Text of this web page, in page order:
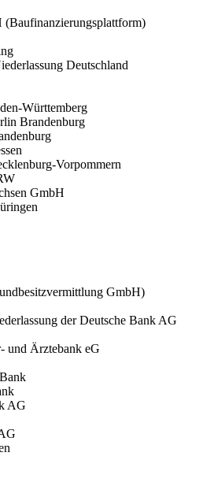
Deutschland
Württemberg
Brandenburg
Vorpommern
GmbH
GmbH)
der Deutsche Bank AG
und Ärztebank eG
AG